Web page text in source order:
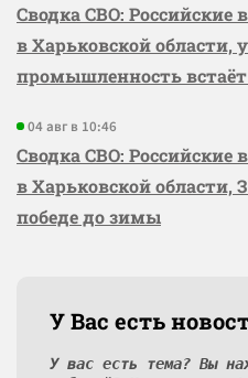
Сводка СВО: Российские
в Харьковской области,
промышленность встаёт
04 авг в 10:46
Сводка СВО: Российские
в Харьковской области,
победе до зимы
У Вас есть
У вас есть тема? Вы